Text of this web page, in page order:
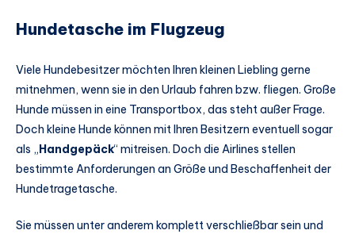
Hundetasche im Flugzeug
Viele Hundebesitzer möchten Ihren kleinen Liebling gerne
mitnehmen, wenn sie in den Urlaub fahren bzw. fliegen. Große
Hunde müssen in eine Transportbox, das steht außer Frage.
Doch kleine Hunde können mit Ihren Besitzern eventuell sogar
als „ Handgepäck“ mitreisen. Doch die Airlines stellen
bestimmte Anforderungen an Größe und Beschaffenheit der
Hundetragetasche.
Sie müssen unter anderem komplett verschließbar sein und